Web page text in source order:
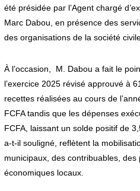
été présidée par l’Agent chargé
Marc Dabou, en présence des
des organisations de la société
À l’occasion, M. Dabou a fait le
l’exercice 2025 révisé approuvé à
recettes réalisées au cours de
FCFA tandis que les dépenses
FCFA, laissant un solde positif de
a-t-il souligné, reflètent la
municipaux, des contribuables,
économiques locaux.